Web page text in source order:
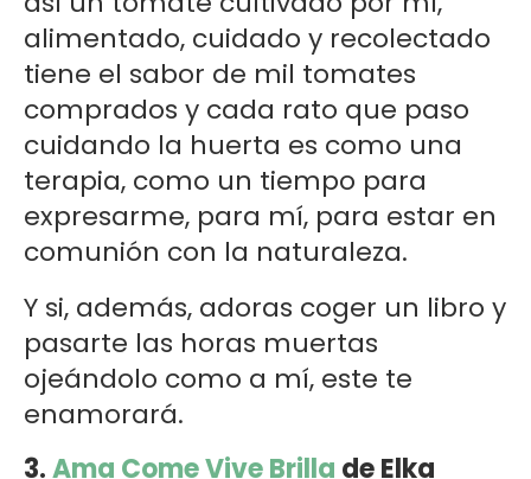
alimentado, cuidado y recolectado
tiene el sabor de mil tomates
comprados y cada rato que paso
cuidando la huerta es como una
terapia, como un tiempo para
expresarme, para mí, para estar en
comunión con la naturaleza.
Y si, además, adoras coger un libro y
pasarte las horas muertas
ojeándolo como a mí, este te
enamorará.
3.Ama Come Vive Brilla de Elka